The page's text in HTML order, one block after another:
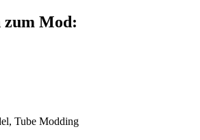
Mod:
Tube Modding